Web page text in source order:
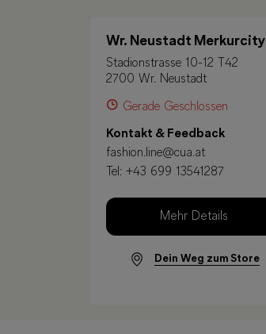
Wr. Neustadt Merkurcity
Stadionstrasse 10-12 T42
2700 Wr. Neustadt
Gerade Geschlossen
Kontakt & Feedback
fashion.line@cua.at
Tel: +43 699 13541287
Mehr Details
Dein Weg zum Store